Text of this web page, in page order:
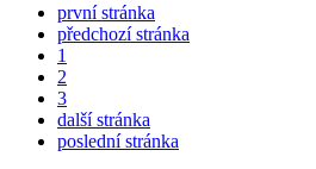
první stránka
předchozí stránka
1
2
3
další stránka
poslední stránka